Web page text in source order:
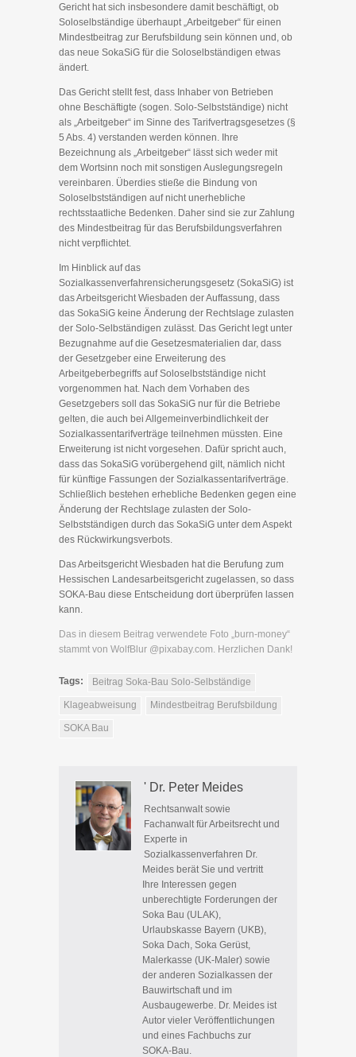
Gericht hat sich insbesondere damit beschäftigt, ob
Soloselbständige überhaupt „Arbeitgeber“ für einen
Mindestbeitrag zur Berufsbildung sein können und, ob
das neue SokaSiG für die Soloselbständigen etwas
ändert.
Das Gericht stellt fest, dass Inhaber von Betrieben
ohne Beschäftigte (sogen. Solo-Selbstständige) nicht
als „Arbeitgeber“ im Sinne des Tarifvertragsgesetzes (§
5 Abs. 4) verstanden werden können. Ihre
Bezeichnung als „Arbeitgeber“ lässt sich weder mit
dem Wortsinn noch mit sonstigen Auslegungsregeln
vereinbaren. Überdies stieße die Bindung von
Soloselbstständigen auf nicht unerhebliche
rechtsstaatliche Bedenken. Daher sind sie zur Zahlung
des Mindestbeitrag für das Berufsbildungsverfahren
nicht verpflichtet.
Im Hinblick auf das
Sozialkassenverfahrensicherungsgesetz (SokaSiG) ist
das Arbeitsgericht Wiesbaden der Auffassung, dass
das SokaSiG keine Änderung der Rechtslage zulasten
der Solo-Selbständigen zulässt. Das Gericht legt unter
Bezugnahme auf die Gesetzesmaterialien dar, dass
der Gesetzgeber eine Erweiterung des
Arbeitgeberbegriffs auf Soloselbstständige nicht
vorgenommen hat. Nach dem Vorhaben des
Gesetzgebers soll das SokaSiG nur für die Betriebe
gelten, die auch bei Allgemeinverbindlichkeit der
Sozialkassentarifverträge teilnehmen müssten. Eine
Erweiterung ist nicht vorgesehen. Dafür spricht auch,
dass das SokaSiG vorübergehend gilt, nämlich nicht
für künftige Fassungen der Sozialkassentarifverträge.
Schließlich bestehen erhebliche Bedenken gegen eine
Änderung der Rechtslage zulasten der Solo-
Selbstständigen durch das SokaSiG unter dem Aspekt
des Rückwirkungsverbots.
Das Arbeitsgericht Wiesbaden hat die Berufung zum
Hessischen Landesarbeitsgericht zugelassen, so dass
SOKA-Bau diese Entscheidung dort überprüfen lassen
kann.
Das in diesem Beitrag verwendete Foto „burn-money“
stammt von WolfBlur @pixabay.com. Herzlichen Dank!
Tags: Beitrag Soka-Bau Solo-Selbständige
Klageabweisung Mindestbeitrag Berufsbildung
SOKA Bau
' Dr. Peter Meides
Rechtsanwalt sowie
Fachanwalt für Arbeitsrecht und
Experte in
Sozialkassenverfahren Dr.
Meides berät Sie und vertritt
Ihre Interessen gegen
unberechtigte Forderungen der
Soka Bau (ULAK),
Urlaubskasse Bayern (UKB),
Soka Dach, Soka Gerüst,
Malerkasse (UK-Maler) sowie
der anderen Sozialkassen der
Bauwirtschaft und im
Ausbaugewerbe. Dr. Meides ist
Autor vieler Veröffentlichungen
und eines Fachbuchs zur
SOKA-Bau.